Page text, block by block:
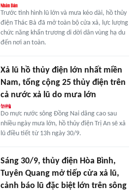
Trước tình hình lũ lớn và mưa kéo dài, hồ thủy
điện Thác Bà đã mở toàn bộ cửa xả, lực lượng
chức năng khẩn trương di dời dân vùng hạ du
đến nơi an toàn.
Xả lũ hồ thủy điện lớn nhất miền
Nam, tổng cộng 25 thủy điện trên
cả nước xả lũ do mưa lớn
Do mực nước sông Đồng Nai dâng cao sau
nhiều ngày mưa lớn, hồ thủy điện Trị An sẽ xả
lũ điều tiết từ 13h ngày 30/9.
Sáng 30/9, thủy điện Hòa Bình,
Tuyên Quang mở tiếp cửa xả lũ,
cảnh báo lũ đặc biệt lớn trên sông